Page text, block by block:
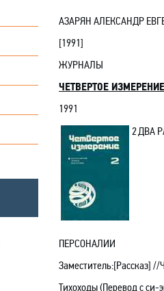
АЗАРЯН АЛЕКСАНДР
[1991]
ЖУРНАЛЫ
ЧЕТВЕРТОЕ ИЗМЕРЕНИЕ
1991
2ДВА
ПЕРСОНАЛИИ
Заместитель:[Рассказ]
Тихоходы (Перевод с